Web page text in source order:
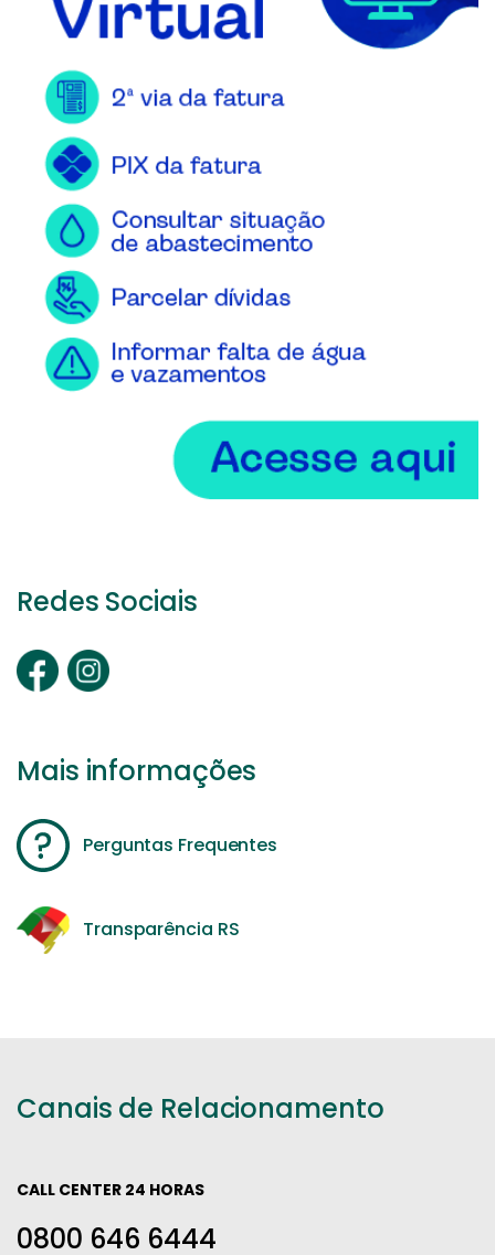
Redes Sociais
Mais informações
Perguntas Frequentes
Transparência RS
Canais de Relacionamento
CALL CENTER 24 HORAS
0800 646 6444